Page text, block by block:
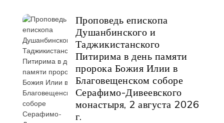
Проповедь епископа
Душанбинского и
Таджикистанского
Питирима в день памяти
пророка Божия Илии в
Благовещенском соборе
Серафимо-Дивеевского
монастыря, 2 августа 2026
г.